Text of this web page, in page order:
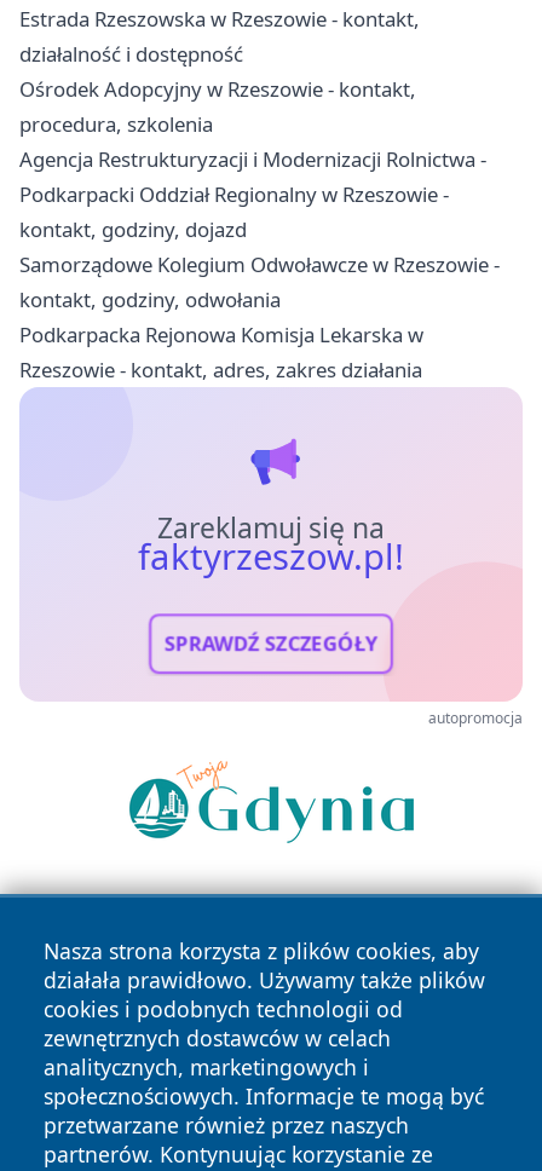
Estrada Rzeszowska w Rzeszowie - kontakt,
działalność i dostępność
Ośrodek Adopcyjny w Rzeszowie - kontakt,
procedura, szkolenia
Agencja Restrukturyzacji i Modernizacji Rolnictwa -
Podkarpacki Oddział Regionalny w Rzeszowie -
kontakt, godziny, dojazd
Samorządowe Kolegium Odwoławcze w Rzeszowie -
kontakt, godziny, odwołania
Podkarpacka Rejonowa Komisja Lekarska w
Rzeszowie - kontakt, adres, zakres działania
Zareklamuj się na
faktyrzeszow.pl!
SPRAWDŹ SZCZEGÓŁY
autopromocja
Nasza strona korzysta z plików cookies, aby
działała prawidłowo. Używamy także plików
cookies i podobnych technologii od
zewnętrznych dostawców w celach
analitycznych, marketingowych i
społecznościowych. Informacje te mogą być
przetwarzane również przez naszych
partnerów. Kontynuując korzystanie ze
Copyright © 2026 faktyrzeszow.pl Wszystkie prawa
zastrzeżone.
Polityka Polityka